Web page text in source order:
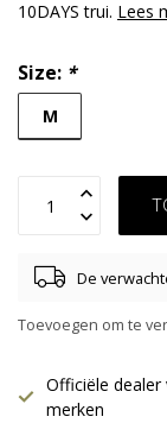
10DAYS trui. Lees
Size: *
M
De
Toevoegen om te
Officiële dealer
merken